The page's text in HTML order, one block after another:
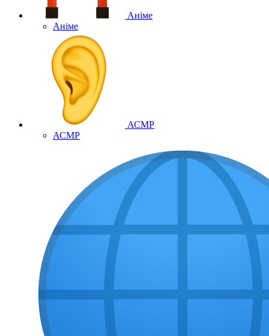
Аніме
Аніме
АСМР
АСМР